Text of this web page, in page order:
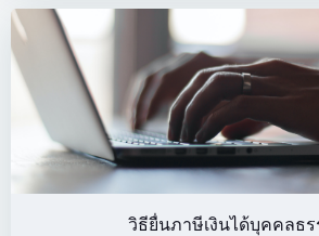
วิธียื่นภาษีเงินได้บุคคลธ